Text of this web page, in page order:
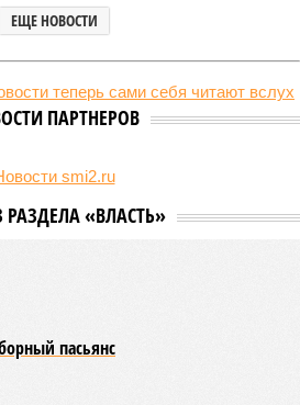
рублей по проекту Восточного выезда
сгенерировано ИИ)
компания» обратилась в
13 млрд рублей, связанных со
выезда из Уфы.
Недвижимость
истец настаивает на
пользование чужими денежными
условия действующего
году по соглашению